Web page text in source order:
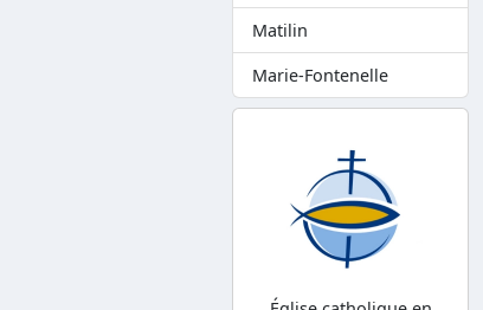
Matilin
Marie-Fontenelle